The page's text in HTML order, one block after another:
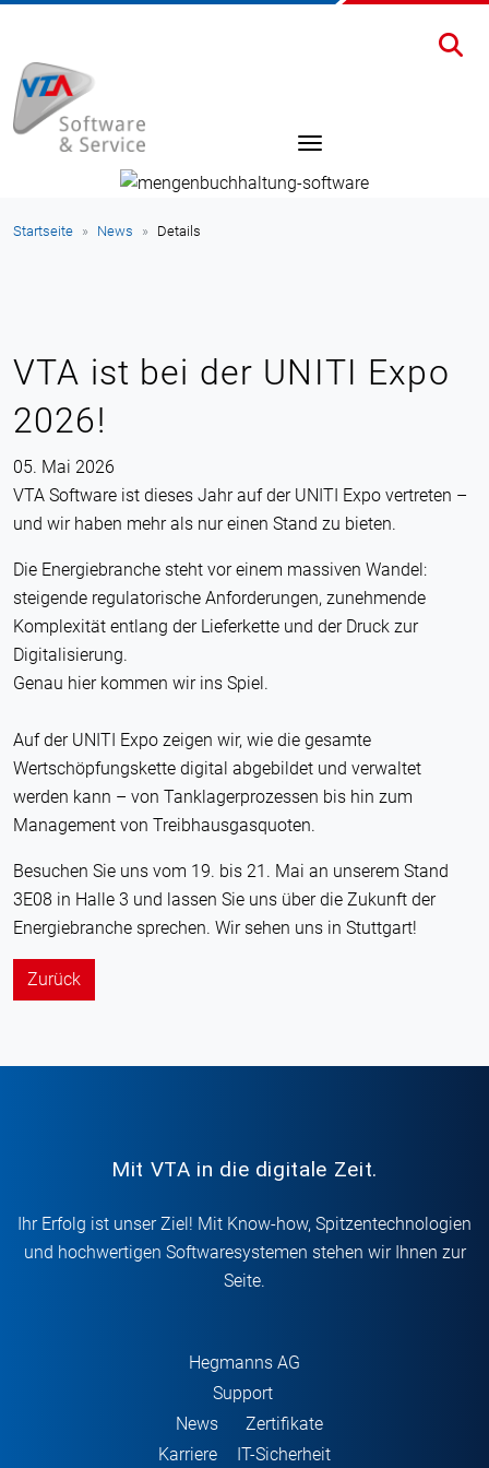
Startseite News Details
VTA ist bei der UNITI Expo
2026!
05. Mai 2026
VTA Software ist dieses Jahr auf der UNITI Expo vertreten –
und wir haben mehr als nur einen Stand zu bieten.
Die Energiebranche steht vor einem massiven Wandel:
steigende regulatorische Anforderungen, zunehmende
Komplexität entlang der Lieferkette und der Druck zur
Digitalisierung.
Genau hier kommen wir ins Spiel.
Auf der UNITI Expo zeigen wir, wie die gesamte
Wertschöpfungskette digital abgebildet und verwaltet
werden kann – von Tanklagerprozessen bis hin zum
Management von Treibhausgasquoten.
Besuchen Sie uns vom 19. bis 21. Mai an unserem Stand
3E08 in Halle 3 und lassen Sie uns über die Zukunft der
Energiebranche sprechen. Wir sehen uns in Stuttgart!
Zurück
Mit VTA in die digitale Zeit.
Ihr Erfolg ist unser Ziel! Mit Know-how, Spitzentechnologien
und hochwertigen Softwaresystemen stehen wir Ihnen zur
Seite.
Hegmanns AG
Support
News
Zertifikate
Karriere
IT-Sicherheit